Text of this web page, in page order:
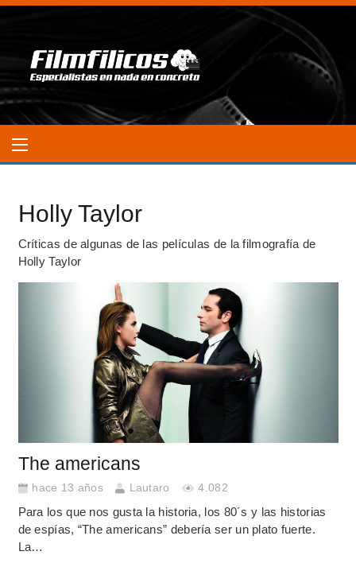
Holly Taylor
Críticas de algunas de las películas de la filmografía de
Holly Taylor
The americans
hace 13 años Lautaro 4.082
Para los que nos gusta la historia, los 80´s y las historias
de espías, “The americans” debería ser un plato fuerte.
La…